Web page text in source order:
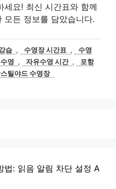
세요! 최신 시간표와 함께
모든 정보를 담았습니다.
습 , 수영장 시간표 ,
수영
영 , 자유수영 시간 ,
포항
틸야드 수영장
법: 읽음 알림 차단 설정 A